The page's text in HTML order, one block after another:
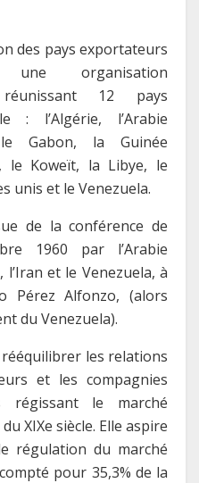
des pays exportateurs
organisation
réunissant 12 pays
: l’Algérie, l’Arabie
Gabon, la Guinée
le Koweït, la Libye, le
unis et le Venezuela.
de la conférence de
1960 par l’Arabie
l’Iran et le Venezuela, à
Pérez Alfonzo, (alors
du Venezuela).
rééquilibrer les relations
et les compagnies
régissant le marché
XIXe siècle. Elle aspire
régulation du marché
pour 35,3% de la